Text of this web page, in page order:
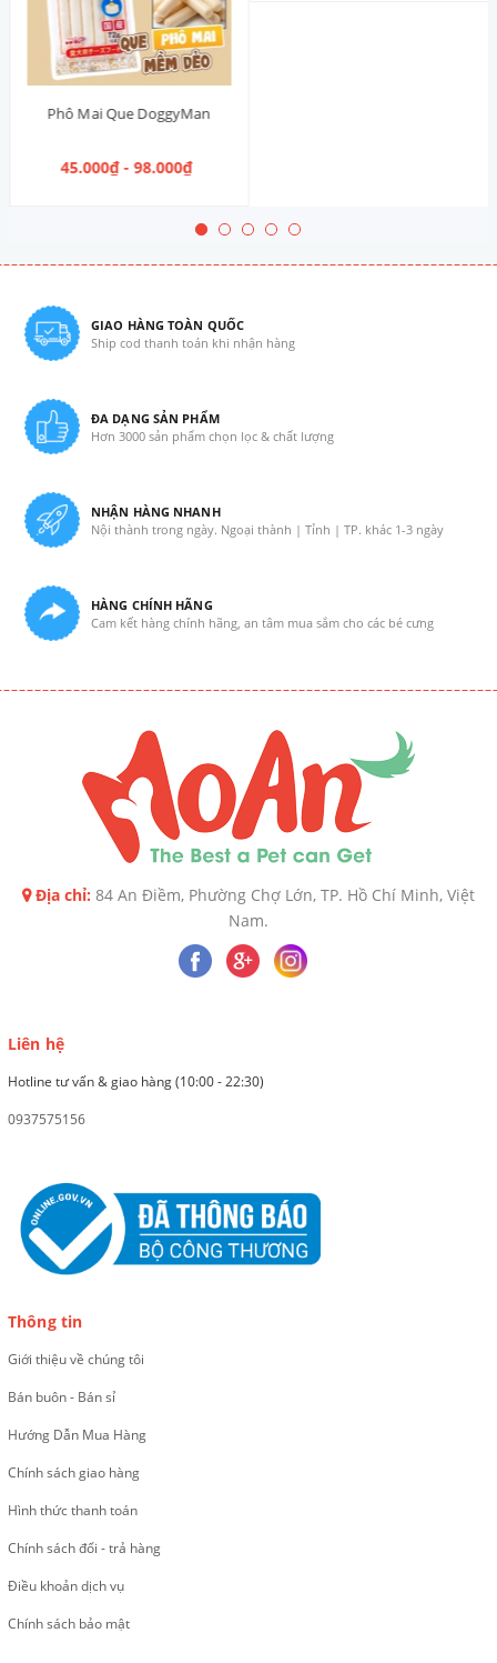
Phô Mai Que DoggyMan
45.000₫ - 98.000₫
GIAO HÀNG TOÀN QUỐC
Ship cod thanh toán khi nhận hàng
ĐA DẠNG SẢN PHẨM
Hơn 3000 sản phẩm chọn lọc & chất lượng
NHẬN HÀNG NHANH
Nội thành trong ngày. Ngoại thành | Tỉnh | TP. khác 1-3 ngày
HÀNG CHÍNH HÃNG
Cam kết hàng chính hãng, an tâm mua sắm cho các bé cưng
Địa chỉ: 84 An Điềm, Phường Chợ Lớn, TP. Hồ Chí Minh, Việt
Nam.
Liên hệ
Hotline tư vấn & giao hàng (10:00 - 22:30)
0937575156
Thông tin
Giới thiệu về chúng tôi
Bán buôn - Bán sỉ
Hướng Dẫn Mua Hàng
Chính sách giao hàng
Hình thức thanh toán
Chính sách đổi - trả hàng
Điều khoản dịch vụ
Chính sách bảo mật